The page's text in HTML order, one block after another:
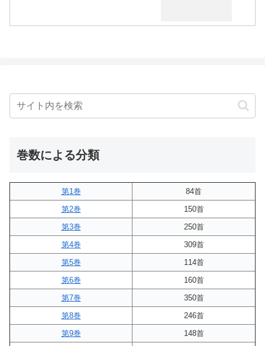
巻数による分類
第1巻
84首
第2巻
150首
第3巻
250首
第4巻
309首
第5巻
114首
第6巻
160首
第7巻
350首
第8巻
246首
第9巻
148首